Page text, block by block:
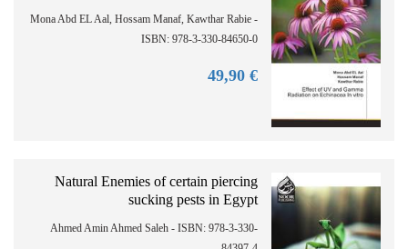
Mona Abd EL Aal, Hossam Manaf, Kawthar Rabie -
ISBN: 978-3-330-84650-0
€ 49,
90
Natural Enemies of certain piercing
sucking pests in Egypt
Ahmed Amin Ahmed Saleh - ISBN: 978-3-330-